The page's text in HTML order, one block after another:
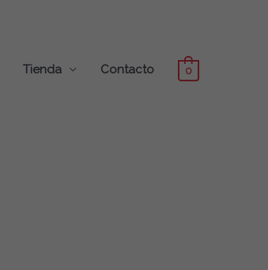
Tienda Contacto 0